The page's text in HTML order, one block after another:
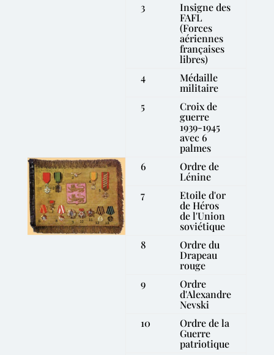
3
Insigne des
FAFL
(Forces
aériennes
françaises
libres)
4
Médaille
militaire
5
Croix de
guerre
1939-1945
avec 6
palmes
6
Ordre de
Lénine
7
Etoile d'or
de Héros
de l'Union
soviétique
8
Ordre du
Drapeau
rouge
9
Ordre
d'Alexandre
Nevski
10
Ordre de la
Guerre
patriotique